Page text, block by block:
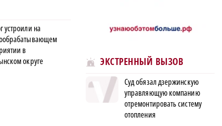
устроили на
в
округе
ЭКСТРЕННЫЙ ВЫЗОВ
Суд обязал дзержинскую
управляющую компанию
отремонтировать систему
отопления